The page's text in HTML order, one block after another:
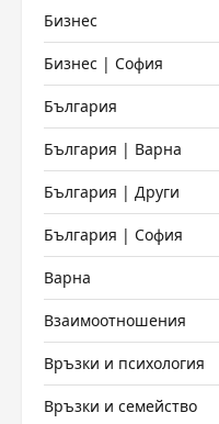
Бизнес
Бизнес | София
България
България | Варна
България | Други
България | София
Варна
Взаимоотношения
Връзки и психология
Връзки и семейство